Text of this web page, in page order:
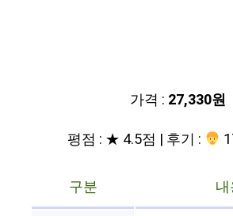
가격 : 27,330원
평점 : ★ 4.5점 | 후기 :
구분